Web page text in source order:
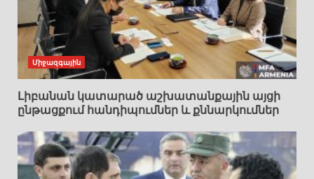
Միջազգային
Լիբանան կատարած աշխատանքային այցի
ընթացքում հանդիպումներ և քննարկումներ